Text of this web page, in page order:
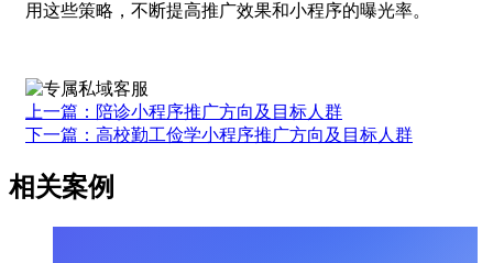
用这些策略，不断提高推广效果和小程序的曝光率。
上一篇：陪诊小程序推广方向及目标人群
下一篇：高校勤工俭学小程序推广方向及目标人群
相关案例